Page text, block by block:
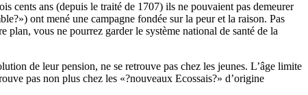
cents ans (depuis le traité de 1707) ils ne pouvaient pas demeurer
ont mené une campagne fondée sur la peur et la raison. Pas
plan, vous ne pourrez garder le système national de santé de la
de leur pension, ne se retrouve pas chez les jeunes. L’âge limite
pas non plus chez les «?nouveaux Ecossais?» d’origine